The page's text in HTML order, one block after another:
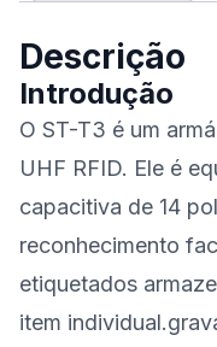
Descrição
Introdução
O ST-T3 é um
UHF RFID. Ele é
capacitiva de 14
reconhecimento
etiquetados
item individual.